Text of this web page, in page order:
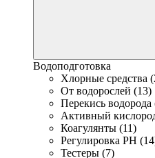
Водоподготовка
Хлорные средства
От водорослей (13)
Перекись водорода
Активный
Коагулянты (11)
Регулировка PH
Тестеры (7)